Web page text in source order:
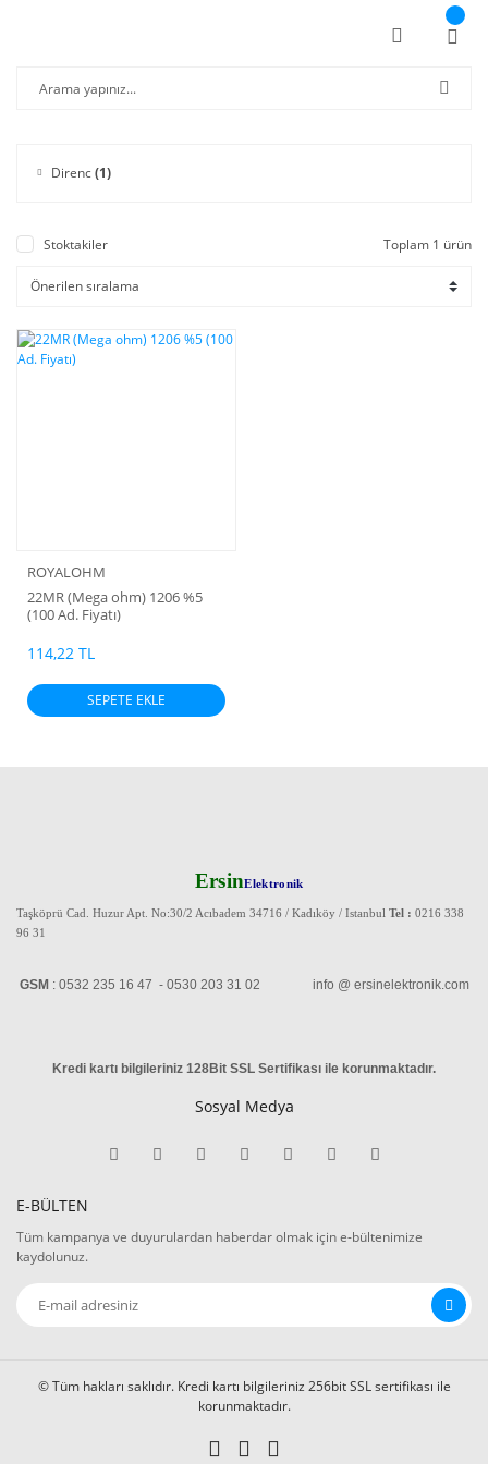
Direnc(1)
Stoktakiler Toplam 1 ürün
ROYALOHM
22MR (Mega ohm) 1206 %5
(100 Ad. Fiyatı)
114,22 TL
SEPETE EKLE
ErsinElektronik
Taşköprü Cad. Huzur Apt. No:30/2 Acıbadem 34716 / Kadıköy / Istanbul Tel : 0216 338
96 31
GSM : 0532 235 16 47 - 0530 203 31 02 info @ ersinelektronik.com
Kredi kartı bilgileriniz 128Bit SSL Sertifikası ile korunmaktadır.
Sosyal Medya
E-BÜLTEN
Tüm kampanya ve duyurulardan haberdar olmak için e-bültenimize
kaydolunuz.
© Tüm hakları saklıdır. Kredi kartı bilgileriniz 256bit SSL sertifikası ile
korunmaktadır.